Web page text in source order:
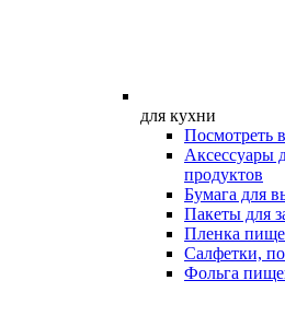
для кухни
Посмотреть
Аксессуары
продуктов
Бумага для
Пакеты для
Пленка
Салфетки,
Фольга